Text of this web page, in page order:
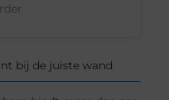
bij de juiste wand